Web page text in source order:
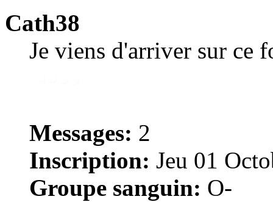
Cath38
Je viens d'arriver sur ce
Messages: 2
Inscription: Jeu 01
Groupe sanguin: O-